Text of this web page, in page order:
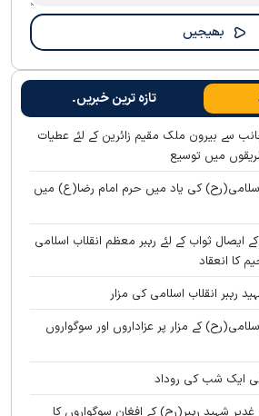
تازہ ترین خبریں۔
سے بیرون ملک مقیم زائرین کے لئے عطیات
میں توسیع
کی یاد میں حرم امام رضا(ع) میں
ایصال ثواب کے لئے رہبر معظم انقلاب اسلامی
کا انعقاد
رہبر انقلاب اسلامی کی مزار
کے مزار پر عزاداروں اور سوگواروں
ایک شب کی روداد
شہید رہبر(رح) کے افغان سوگواروں کا